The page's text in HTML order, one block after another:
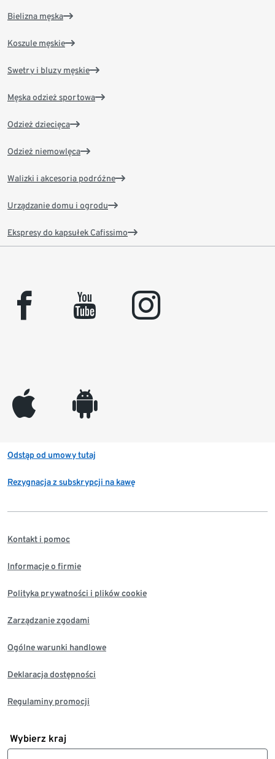
Bielizna męska
Koszule męskie
Swetry i bluzy męskie
Męska odzież sportowa
Odzież dziecięca
Odzież niemowlęca
Walizki i akcesoria podróżne
Urządzanie domu i ogrodu
Ekspresy do kapsułek Cafissimo
facebook youtube instagram
appleinc android
Odstąp od umowy tutaj
Rezygnacja z subskrypcji na kawę
Kontakt i pomoc
Informacje o firmie
Polityka prywatności i plików cookie
Zarządzanie zgodami
Ogólne warunki handlowe
Deklaracja dostępności
Regulaminy promocji
Wybierz kraj